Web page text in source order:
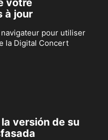
votre
à jour
pour utiliser
la Digital Concert
versión de su